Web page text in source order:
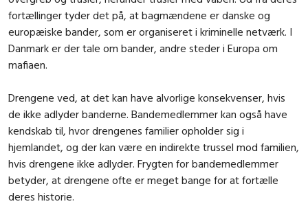
fortællinger tyder det på, at bagmændene er danske og
europæiske bander, som er organiseret i kriminelle netværk. I
Danmark er der tale om bander, andre steder i Europa om
mafiaen.
Drengene ved, at det kan have alvorlige konsekvenser, hvis
de ikke adlyder banderne. Bandemedlemmer kan også have
kendskab til, hvor drengenes familier opholder sig i
hjemlandet, og der kan være en indirekte trussel mod familien,
hvis drengene ikke adlyder. Frygten for bandemedlemmer
betyder, at drengene ofte er meget bange for at fortælle
deres historie.